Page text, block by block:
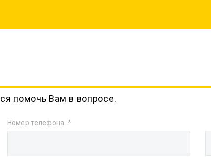
помочь Вам в вопросе.
Номер телефона